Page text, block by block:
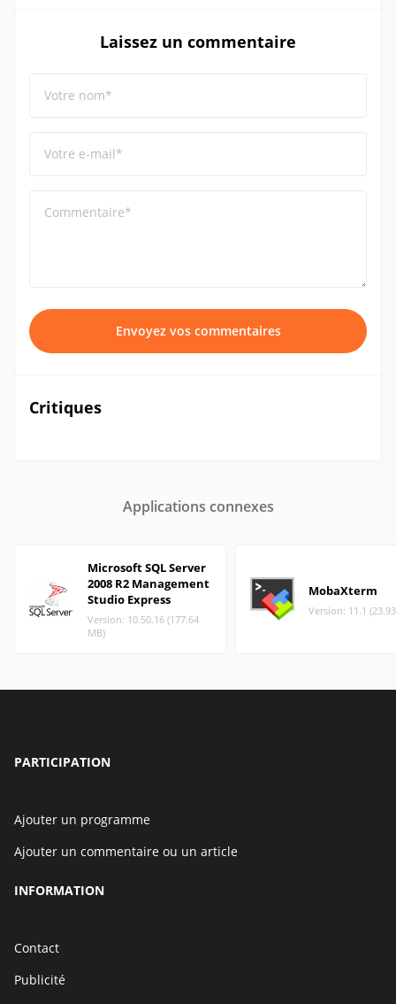
Laissez un commentaire
Votre nom*
Votre e-mail*
Commentaire*
Envoyez vos commentaires
Critiques
Applications connexes
Microsoft SQL Server
2008 R2 Management
Studio Express
Version: 10.50.16 (177.64
MB)
MobaXterm
Version: 11.1
PARTICIPATION
Ajouter un programme
Ajouter un commentaire ou un article
INFORMATION
Contact
Publicité